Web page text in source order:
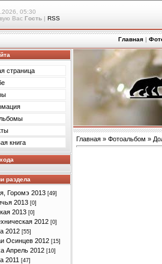
05:30
Вас Гость | RSS
Главная |
страница
книга
раздела
Горомэ 2013 [49]
2013 [0]
2013 [0]
2012 [0]
2012 [55]
Осинцев 2012 [15]
Апрель 2012 [10]
2011 [47]
Главная » Фотоальбом »